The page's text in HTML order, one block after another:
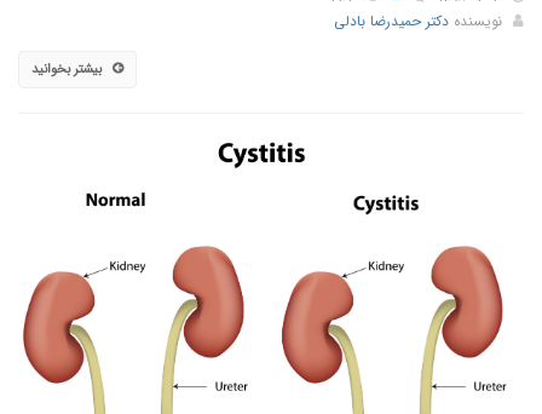
نویسنده دکتر حمیدرضا بادلی
بیشتر بخوانید